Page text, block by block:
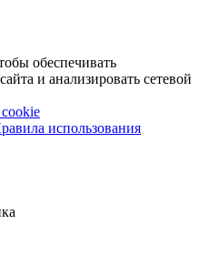
обеспечивать
и анализировать сетевой
использования